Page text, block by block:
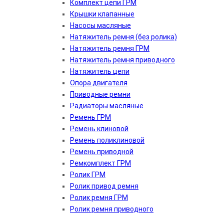
Комплект цепи ГРМ
Крышки клапанные
Насосы масляные
Натяжитель ремня (без ролика)
Натяжитель ремня ГРМ
Натяжитель ремня приводного
Натяжитель цепи
Опора двигателя
Приводные ремни
Радиаторы масляные
Ремень ГРМ
Ремень клиновой
Ремень поликлиновой
Ремень приводной
Ремкомплект ГРМ
Ролик ГРМ
Ролик привод ремня
Ролик ремня ГРМ
Ролик ремня приводного